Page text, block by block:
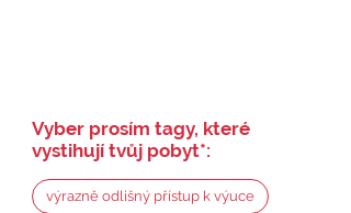
Vyber prosím tagy, které
vystihují tvůj pobyt*:
výrazně odlišný přístup k výuce